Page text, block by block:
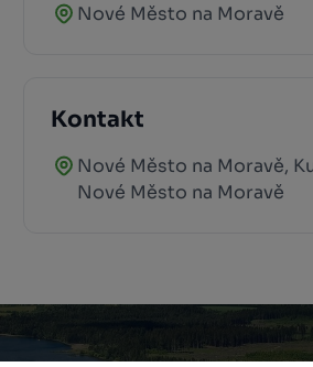
Nové Město na Moravě
Kontakt
Nové Město na Moravě,
Nové Město na Moravě